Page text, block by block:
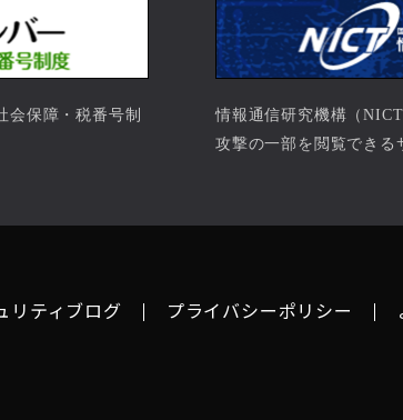
会保障・税番号制
情報通信研究機構（
攻撃の一部を閲覧できる
リティブログ プライバシーポリシー